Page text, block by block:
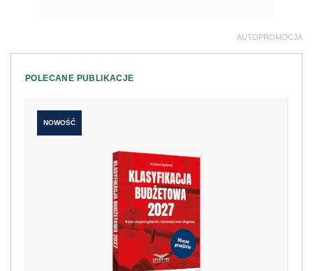
AUTOPROMOCJA
POLECANE PUBLIKACJE
NOWOŚĆ